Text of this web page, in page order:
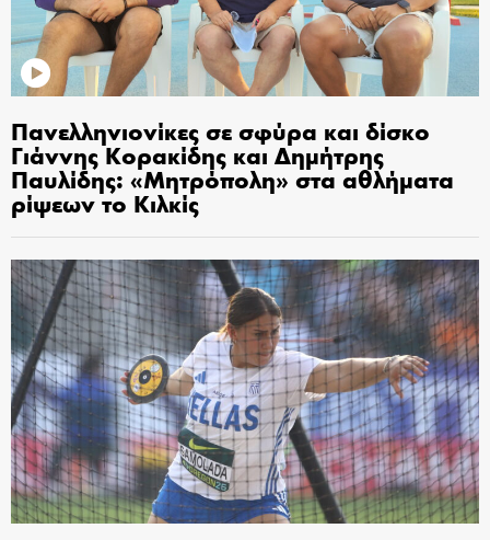
Πανελληνιονίκες σε σφύρα και δίσκο
Γιάννης Κορακίδης και Δημήτρης
Παυλίδης: «Μητρόπολη» στα αθλήματα
ρίψεων το Κιλκίς